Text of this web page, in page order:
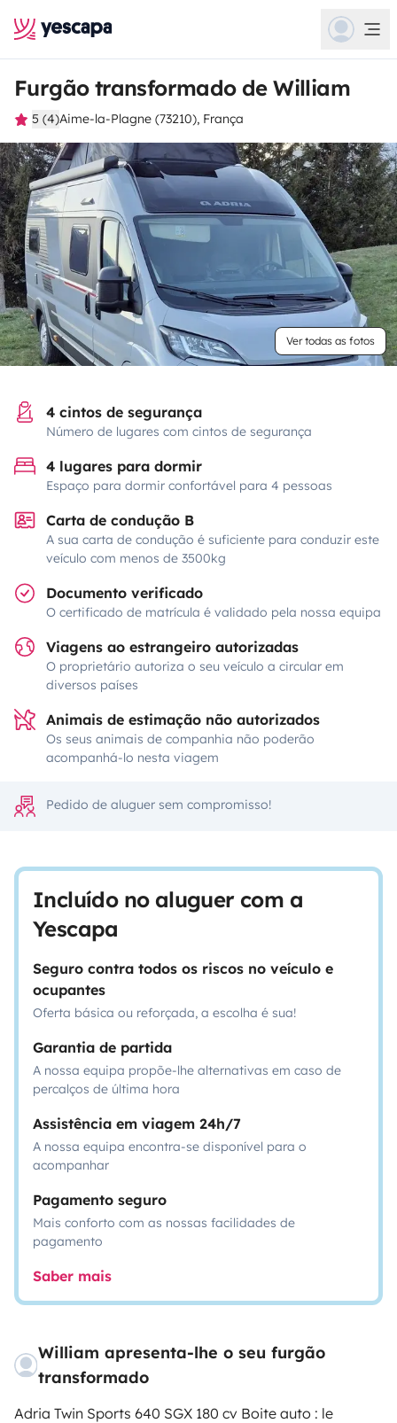
Furgão transformado de William
5 (4)Aime-la-Plagne (73210), França
Ver todas as fotos
4 cintos de segurança
Número de lugares com cintos de segurança
4 lugares para dormir
Espaço para dormir confortável para 4 pessoas
Carta de condução B
A sua carta de condução é suficiente para conduzir este
veículo com menos de 3500kg
Documento verificado
O certificado de matrícula é validado pela nossa equipa
Viagens ao estrangeiro autorizadas
O proprietário autoriza o seu veículo a circular em
diversos países
Animais de estimação não autorizados
Os seus animais de companhia não poderão
acompanhá-lo nesta viagem
Pedido de aluguer sem compromisso!
Incluído no aluguer com a
Yescapa
Seguro contra todos os riscos no veículo e
ocupantes
Oferta básica ou reforçada, a escolha é sua!
Garantia de partida
A nossa equipa propõe-lhe alternativas em caso de
percalços de última hora
Assistência em viagem 24h/7
A nossa equipa encontra-se disponível para o
acompanhar
Pagamento seguro
Mais conforto com as nossas facilidades de
pagamento
Saber mais
William apresenta-lhe o seu furgão
transformado
Adria Twin Sports 640 SGX 180 cv Boite auto : le